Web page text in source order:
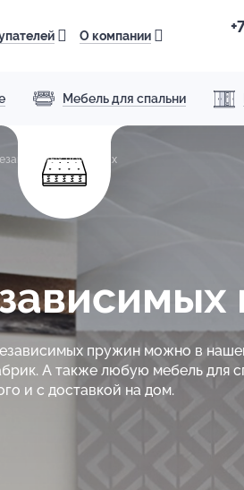
О компании
Мебель для спальни
пружинах
пружин можно в
А также любую мебель для
и с доставкой на дом.